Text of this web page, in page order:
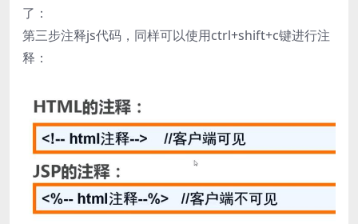
了：
第三步注释js代码，同样可以使用ctrl+shift+c键进行注
释：